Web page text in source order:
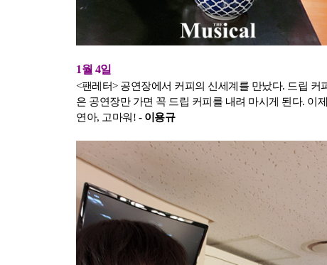
1월 4일
<팬레터> 공연장에서 커피의 신세계를 만났다. 드립
은 공연장만 가면 꼭 드립 커피를 내려 마시게 된다. 이
연아, 고마워! - 이용규